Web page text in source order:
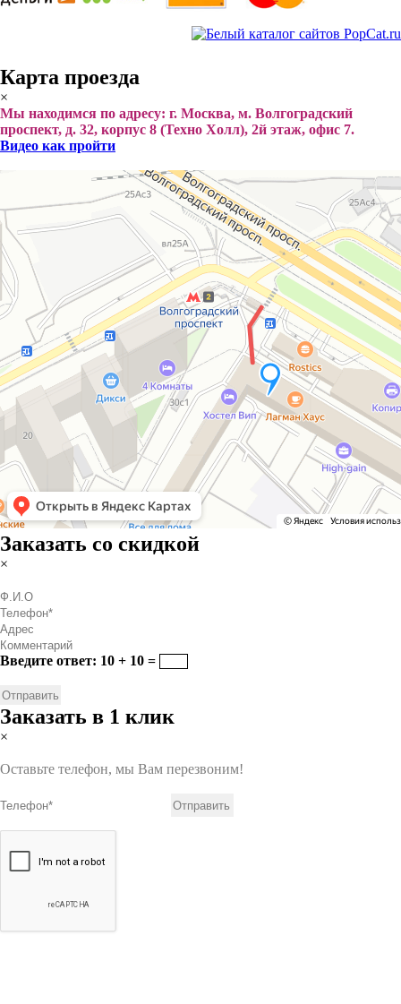
Карта проезда
×
Мы находимся по адресу: г. Москва, м. Волгоградский
проспект, д. 32, корпус 8 (Техно Холл), 2й этаж, офис 7.
Видео как пройти
Заказать со скидкой
×
Введите ответ: 10 + 10 =
Заказать в 1 клик
×
Оставьте телефон, мы Вам перезвоним!